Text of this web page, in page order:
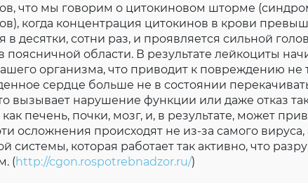
что мы говорим о цитокиновом шторме
когда концентрация цитокинов в крови
в десятки, сотни раз, и проявляется сильной
поясничной области. В результате лейкоциты
организма, что приводит к повреждению не
сердце больше не в состоянии
вызывает нарушение функции или даже отказ
как печень, почки, мозг, и, в результате, может
осложнения происходят не из-за самого вируса,
системы, которая работает так активно, что
(http://cgon.rospotrebnadzor.ru/)